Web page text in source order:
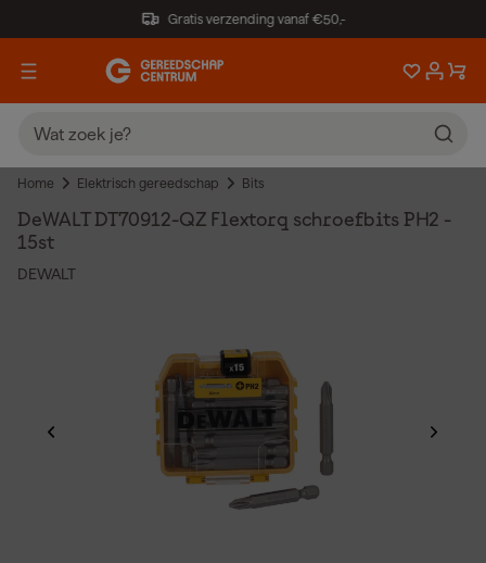
Gratis verzending vanaf €50,-
Home Elektrisch gereedschap Bits
DeWALT DT70912-QZ Flextorq schroefbits PH2 -
15st
DEWALT